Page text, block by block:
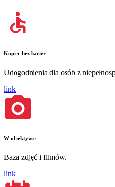
Kopiec bez barier
Udogodnienia dla osób z
link
W obiektywie
Baza zdjęć i filmów.
link